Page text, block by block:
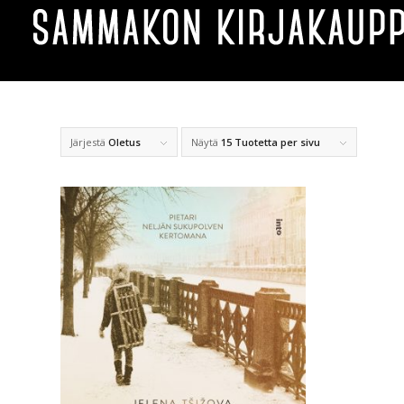
Järjestä Oletus Näytä 15 Tuotetta per sivu